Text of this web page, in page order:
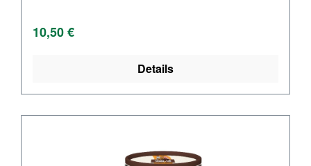
Regulärer Preis:
10,50 €
Details